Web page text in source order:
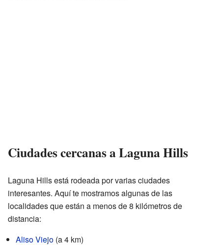
Ciudades cercanas a Laguna Hills
Laguna Hills está rodeada por varias ciudades
interesantes. Aquí te mostramos algunas de las
localidades que están a menos de 8 kilómetros de
distancia:
Aliso Viejo (a 4 km)